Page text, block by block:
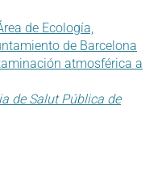
de Ecología,
de Barcelona
atmosférica a
de Salut Pública de